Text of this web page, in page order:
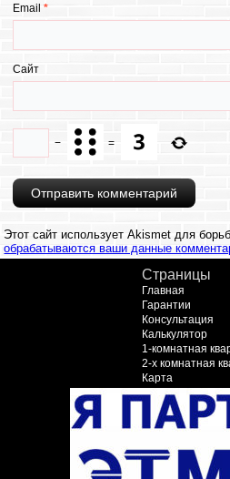
Email*
Сайт
− =
Этот сайт использует Akismet для
обрабатываются ваши данные
Страницы
Главная
Гарантии
Консультация
Калькулятор
1-комнатная
2-х комнатная
Карта